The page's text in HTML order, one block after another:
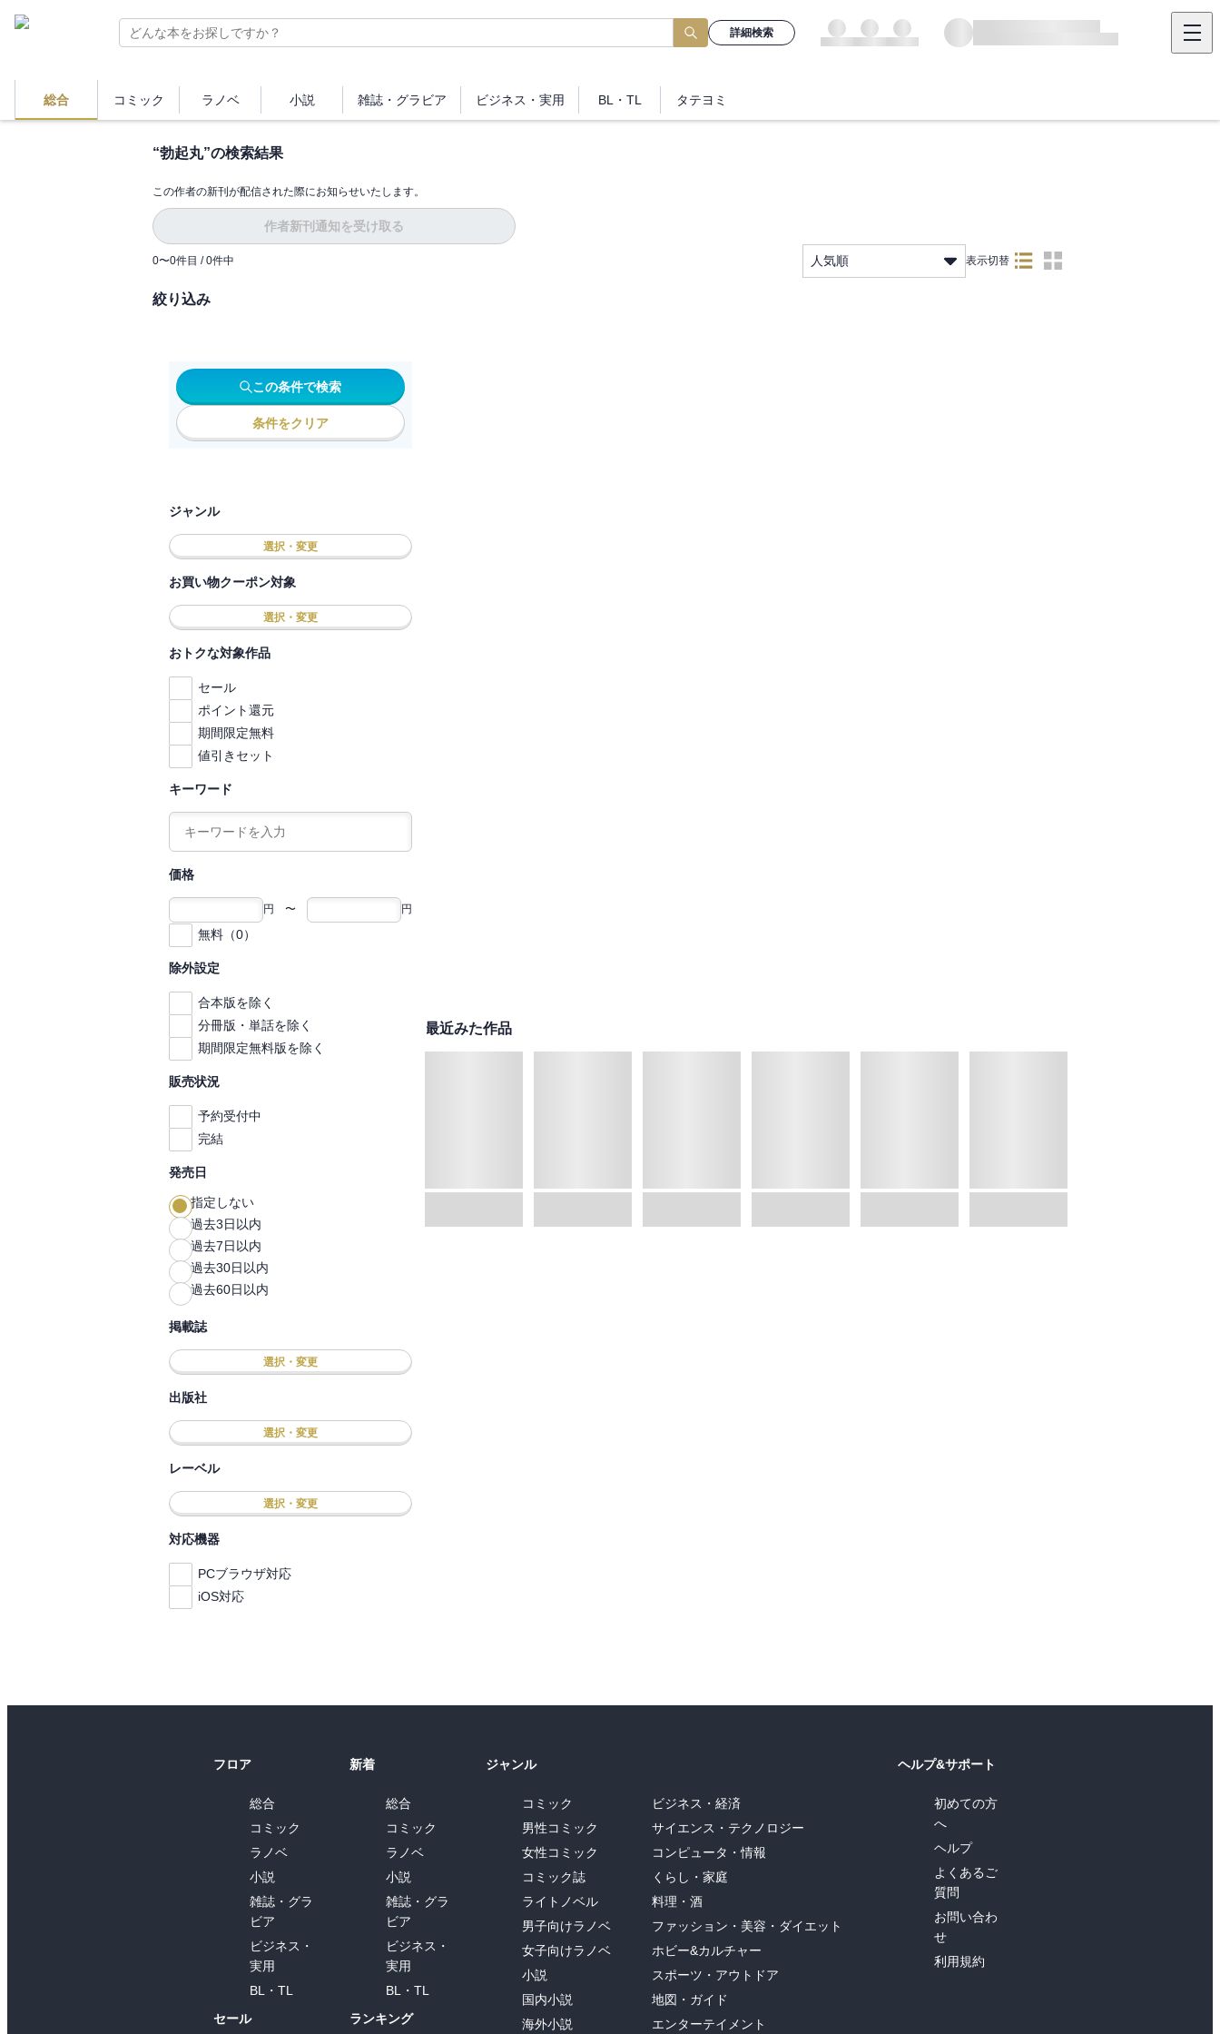
詳細検索
総合 コミック ラノベ 小説 雑誌・ グラビア ビジネス ・実用 BL・TL タテヨミ
“勃起丸”の検索結果
この作者の新刊が配信された際にお知らせいたします。
作者新刊通知を受け取る
0〜0件目 / 0件中 人気順 表示切替
絞り込み
この条件で検索
条件をクリア
ジャンル
選択・変更
お買い物クーポン対象
選択・変更
おトクな対象作品
セール
ポイント還元
期間限定無料
値引きセット
キーワード
価格
円 〜 円
無料（0）
除外設定
合本版を除く
分冊版・単話を除く
期間限定無料版を除く
販売状況
予約受付中
完結
発売日
指定しない
過去3日以内
過去7日以内
過去30日以内
過去60日以内
掲載誌
選択・変更
出版社
選択・変更
レーベル
選択・変更
対応機器
PCブラウザ対応
iOS対応
最近みた作品
フロア
総合
コミック
ラノベ
小説
雑誌・グラ
ビア
ビジネス・
実用
BL・TL
セール
新着
総合
コミック
ラノベ
小説
雑誌・グラ
ビア
ビジネス・
実用
BL・TL
ランキング
ジャンル
コミック
男性コミック
女性コミック
コミック誌
ライトノベル
男子向けラノベ
女子向けラノベ
小説
国内小説
海外小説
ビジネス・経済
サイエンス・テクノロジー
コンピュータ・情報
くらし・家庭
料理・酒
ファッション・美容・ダイエット
ホビー&カルチャー
スポーツ・アウトドア
地図・ガイド
エンターテイメント
ヘルプ&サポート
初めての方
へ
ヘルプ
よくあるご
質問
お問い合わ
せ
利用規約